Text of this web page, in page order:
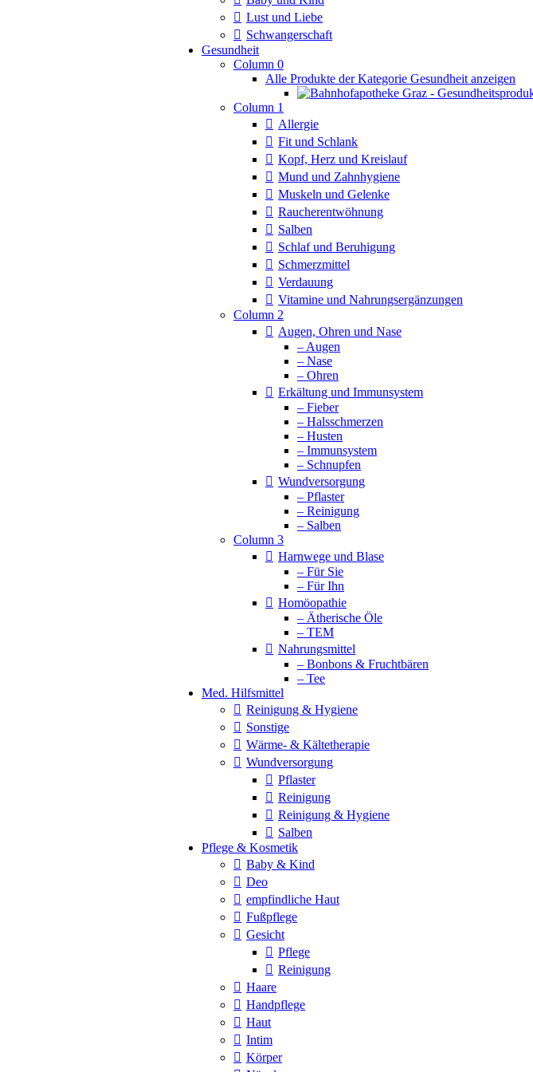
Lust und Liebe
Schwangerschaft
Gesundheit
Column 0
Alle Produkte der Kategorie Gesundheit anzeigen
Column 1
Allergie
Fit und Schlank
Kopf, Herz und Kreislauf
Mund und Zahnhygiene
Muskeln und Gelenke
Raucherentwöhnung
Salben
Schlaf und Beruhigung
Schmerzmittel
Verdauung
Vitamine und Nahrungsergänzungen
Column 2
Augen, Ohren und Nase
– Augen
– Nase
– Ohren
Erkältung und Immunsystem
– Fieber
– Halsschmerzen
– Husten
– Immunsystem
– Schnupfen
Wundversorgung
– Pflaster
– Reinigung
– Salben
Column 3
Harnwege und Blase
– Für Sie
– Für Ihn
Homöopathie
– Ätherische Öle
– TEM
Nahrungsmittel
– Bonbons & Fruchtbären
– Tee
Med. Hilfsmittel
Reinigung & Hygiene
Sonstige
Wärme- & Kältetherapie
Wundversorgung
Pflaster
Reinigung
Reinigung & Hygiene
Salben
Pflege & Kosmetik
Baby & Kind
Deo
empfindliche Haut
Fußpflege
Gesicht
Pflege
Reinigung
Haare
Handpflege
Haut
Intim
Körper